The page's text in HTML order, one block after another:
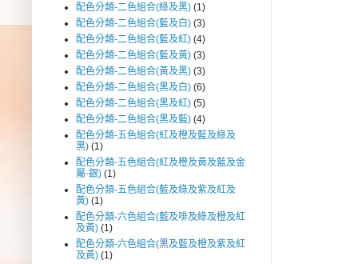
配色分類-二色組合(綠及黑) (1)
配色分類-二色組合(藍及白) (3)
配色分類-二色組合(藍及紅) (4)
配色分類-二色組合(藍及黃) (3)
配色分類-二色組合(黃及黑) (3)
配色分類-二色組合(黑及白) (6)
配色分類-二色組合(黑及紅) (5)
配色分類-二色組合(黑及藍) (4)
配色分類-五色組合(紅及橙及藍及綠及
黑) (1)
配色分類-五色組合(紅及橙及黃及藍及金
屬-銀) (1)
配色分類-五色組合(藍及綠及紫及紅及
黃) (1)
配色分類-六色組合(藍及啡及綠及橙及紅
及黃) (1)
配色分類-六色組合(黑及藍及橙及紫及紅
及黃) (1)